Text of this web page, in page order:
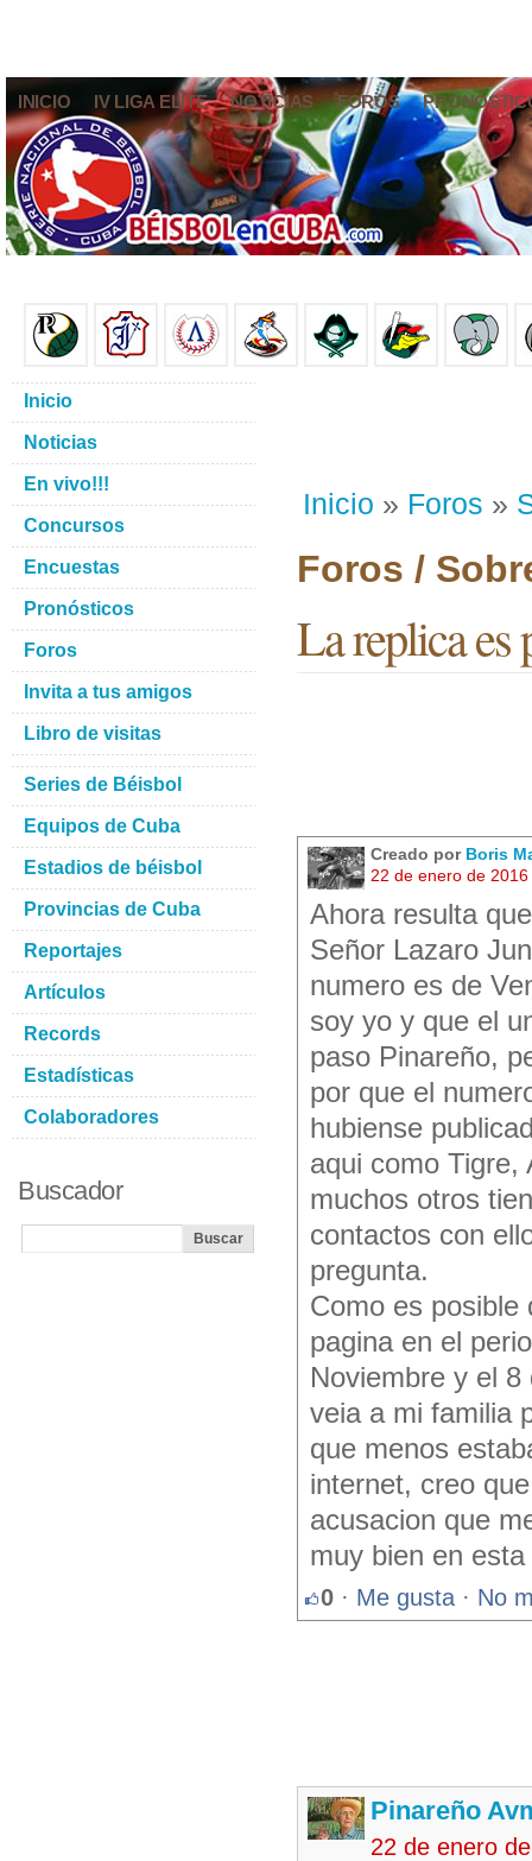
INICIO IV LIGA ELITE NOTICIAS FOROS
Inicio » Foros »
Foros /
La replica es
Creado por Boris
22 de enero de
Ahora resulta
Señor Lazaro
numero es de
soy yo y que el
paso Pinareño,
por que el
hubiense
aqui como Tigre,
muchos otros
contactos con
pregunta.
Como es posible
pagina en el
Noviembre y el
veia a mi familia
que menos
internet, creo
acusacion que
muy bien en
0 · Me gusta · No
Pinareño
22 de enero
Inicio
Noticias
En vivo!!!
Concursos
Encuestas
Pronósticos
Foros
Invita a tus amigos
Libro de visitas
Series de Béisbol
Equipos de Cuba
Estadios de béisbol
Provincias de Cuba
Reportajes
Artículos
Records
Estadísticas
Colaboradores
Buscador